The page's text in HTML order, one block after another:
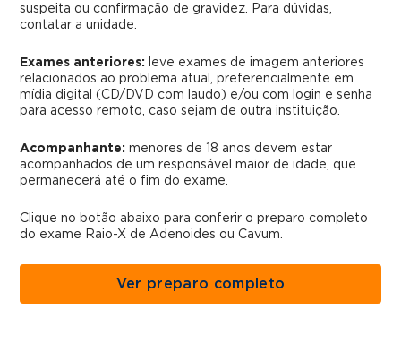
suspeita ou confirmação de gravidez. Para dúvidas,
contatar a unidade.
Exames anteriores:
leve exames de imagem anteriores
relacionados ao problema atual, preferencialmente em
mídia digital (CD/DVD com laudo) e/ou com login e senha
para acesso remoto, caso sejam de outra instituição.
Acompanhante: menores de 18 anos devem estar
acompanhados de um responsável maior de idade, que
permanecerá até o fim do exame.
Clique no botão abaixo para conferir o preparo completo
do exame Raio-X de Adenoides ou Cavum.
Ver preparo completo